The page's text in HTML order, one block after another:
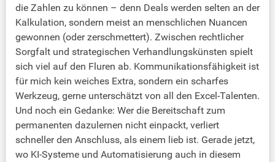
die Zahlen zu können – denn Deals werden selten an der
Kalkulation, sondern meist an menschlichen Nuancen
gewonnen (oder zerschmettert). Zwischen rechtlicher
Sorgfalt und strategischen Verhandlungskünsten spielt
sich viel auf den Fluren ab. Kommunikationsfähigkeit ist
für mich kein weiches Extra, sondern ein scharfes
Werkzeug, gerne unterschätzt von all den Excel-Talenten.
Und noch ein Gedanke: Wer die Bereitschaft zum
permanenten dazulernen nicht einpackt, verliert
schneller den Anschluss, als einem lieb ist. Gerade jetzt,
wo KI-Systeme und Automatisierung auch in diesem